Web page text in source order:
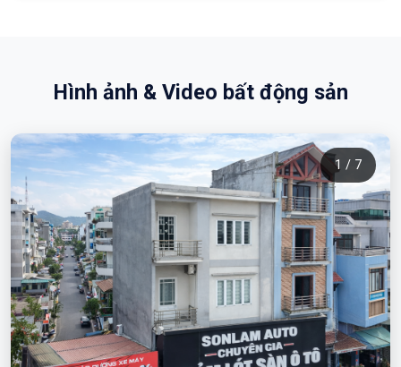
Hình ảnh & Video bất động sản
1 / 7